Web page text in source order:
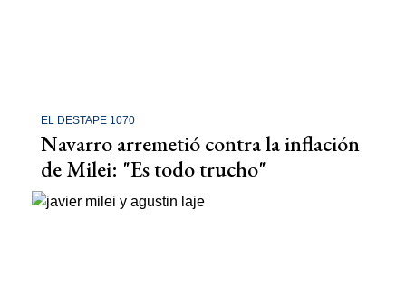
EL DESTAPE 1070
Navarro arremetió contra la inflación
de Milei: "Es todo trucho"